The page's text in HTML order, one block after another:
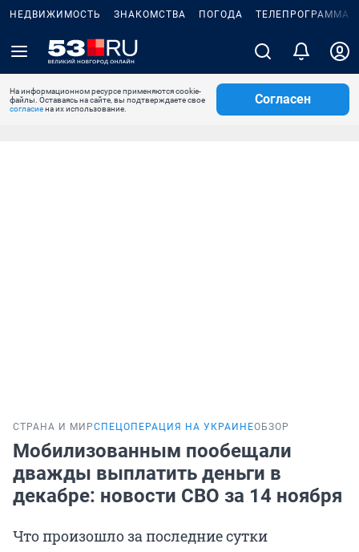
НЕДВИЖИМОСТЬ ЗНАКОМСТВА ПОГОДА ТЕЛЕПРОГРАММА
На информационном ресурсе применяются cookie-
файлы. Оставаясь на сайте, вы подтверждаете свое
согласиена их использование.
Согласен
СТРАНА И МИРСПЕЦОПЕРАЦИЯ НА УКРАИНЕОБЗОР
Мобилизованным пообещали
дважды выплатить деньги в
декабре: новости СВО за 14 ноября
Что произошло за последние сутки